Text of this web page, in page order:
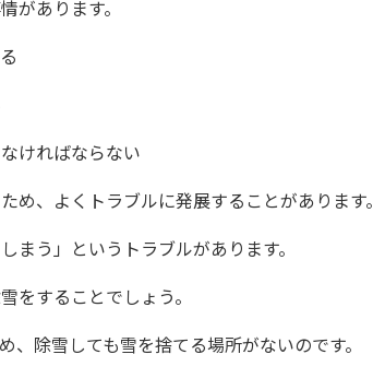
があります。
ければならない
、よくトラブルに発展することがあります。
う」というトラブルがあります。
をすることでしょう。
除雪しても雪を捨てる場所がないのです。